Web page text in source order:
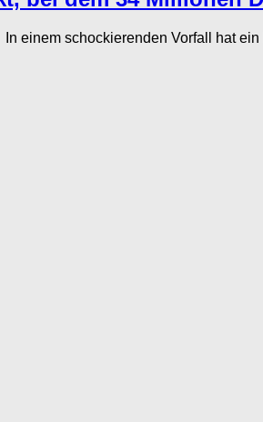
schockierenden Vorfall hat ein